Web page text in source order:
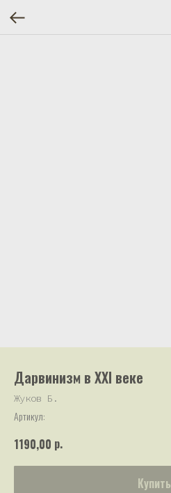
Дарвинизм в XXI веке
Жуков Б.
Артикул:
1190,00 р.
Купить